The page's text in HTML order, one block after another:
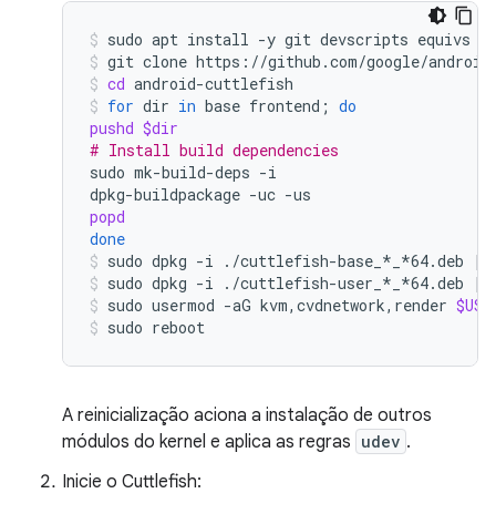
sudo apt install -y git devscripts equivs
git clone https://github.com/google/
cd android-cuttlefish
for dir in base frontend ; do
pushd $dir
# Install build dependencies
sudo mk-build-deps -i
dpkg-buildpackage -uc
popd
done
sudo dpkg -i ./cuttlefish-base_*_*64.deb
||
sudo dpkg -i ./cuttlefish-user_*_*64.deb
||
sudo usermod -aG kvm,cvdnetwork,render
sudo reboot
A reinicialização aciona a instalação de outros
módulos do kernel e aplica as regras udev .
Inicie o Cuttlefish: